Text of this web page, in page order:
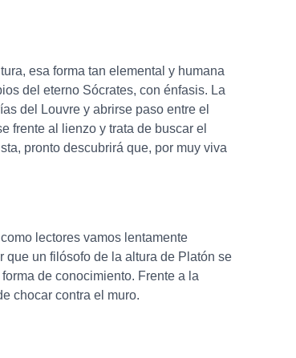
esa forma tan elemental y humana
del eterno Sócrates, con énfasis. La
del Louvre y abrirse paso entre el
frente al lienzo y trata de buscar el
pronto descubrirá que, por muy viva
lectores vamos lentamente
un filósofo de la altura de Platón se
de conocimiento. Frente a la
chocar contra el muro.